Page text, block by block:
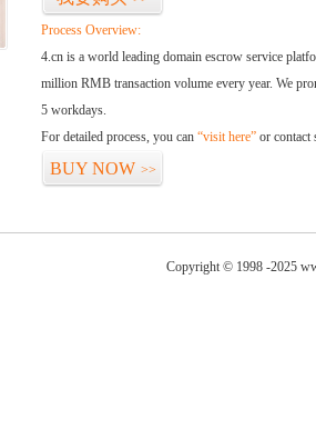
Process Overview:
4.cn is a world leading domain escrow service
million RMB transaction volume every year. We
5 workdays.
For detailed process, you can “visit here” or contact
BUY NOW >>
Copyright © 1998 -2025